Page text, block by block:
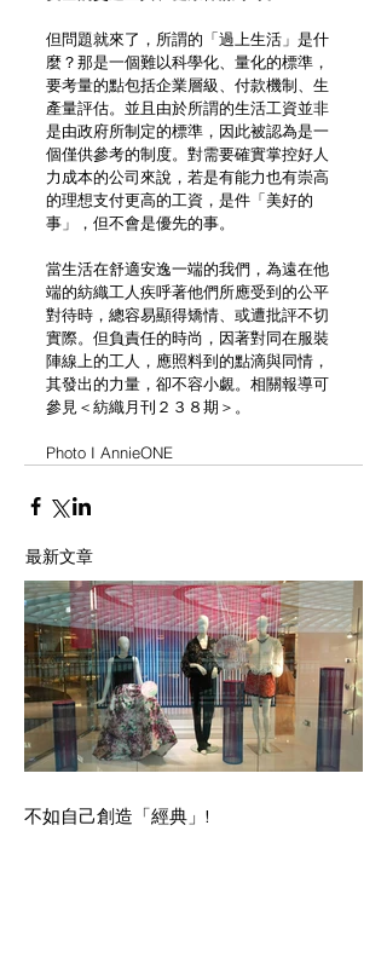
但問題就來了，所謂的「過上生活」是什
麼？那是一個難以科學化、量化的標準，
要考量的點包括企業層級、付款機制、生
產量評估。並且由於所謂的生活工資並非
是由政府所制定的標準，因此被認為是一
個僅供參考的制度。對需要確實掌控好人
力成本的公司來說，若是有能力也有崇高
的理想支付更高的工資，是件「美好的
事」，但不會是優先的事。
當生活在舒適安逸一端的我們，為遠在他
端的紡織工人疾呼著他們所應受到的公平
對待時，總容易顯得矯情、或遭批評不切
實際。但負責任的時尚，因著對同在服裝
陣線上的工人，應照料到的點滴與同情，
其發出的力量，卻不容小覷。相關報導可
參見＜紡織月刊２３８期＞。
Photo I AnnieONE
最新文章
不如自己創造「經典」!